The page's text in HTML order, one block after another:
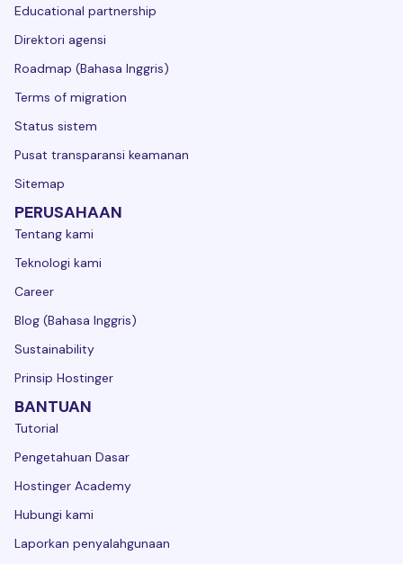
Educational partnership
Direktori agensi
Roadmap (Bahasa Inggris)
Terms of migration
Status sistem
Pusat transparansi keamanan
Sitemap
PERUSAHAAN
Tentang kami
Teknologi kami
Career
Blog (Bahasa Inggris)
Sustainability
Prinsip Hostinger
BANTUAN
Tutorial
Pengetahuan Dasar
Hostinger Academy
Hubungi kami
Laporkan penyalahgunaan